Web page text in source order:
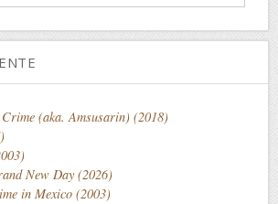
(aka. Amsusarin) (2018)
New Day (2026)
in Mexico (2003)